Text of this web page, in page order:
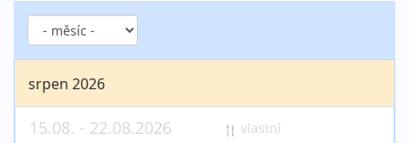
srpen 2026
15.08. - 22.08.2026
vlastní